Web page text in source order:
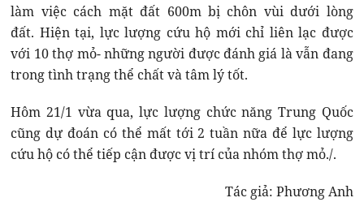
làm việc cách mặt đất 600m bị chôn vùi dưới lòng
đất. Hiện tại, lực lượng cứu hộ mới chỉ liên lạc được
với 10 thợ mỏ- những người được đánh giá là vẫn đang
trong tình trạng thể chất và tâm lý tốt.
Hôm 21/1 vừa qua, lực lượng chức năng Trung Quốc
cũng dự đoán có thể mất tới 2 tuần nữa để lực lượng
cứu hộ có thể tiếp cận được vị trí của nhóm thợ mỏ./.
Tác giả: Phương Anh